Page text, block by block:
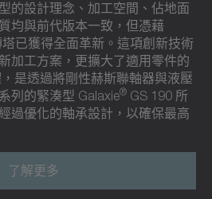
的設計理念、加工空間、佔地面
均與前代版本一致，但憑藉
已獲得全面革新。這項創新技術
加工方案，更擴大了適用零件的
是透過將剛性赫斯聯軸器與液壓
列的緊湊型 Galaxie® GS 190 所
優化的軸承設計，以確保最高
了解更多